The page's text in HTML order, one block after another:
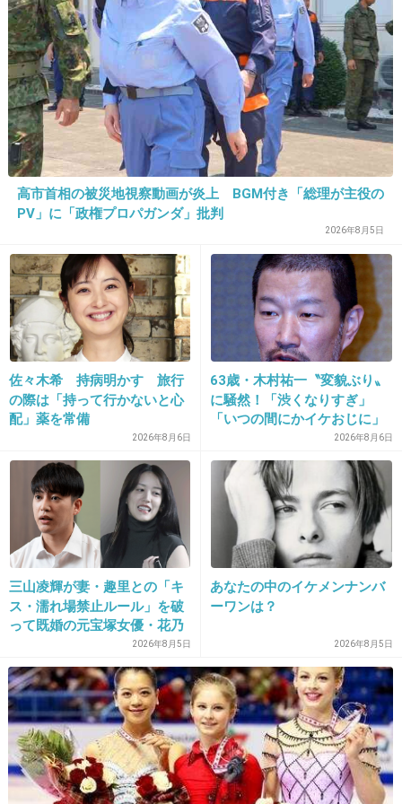
27. 匿名 2013/12/03(火) 19:30:25
この子 売れないね
同じようなタレントもう何人もいるもん。飽き
た。
+109 -3
28. 匿名 2013/12/03(火) 19:30:36
ブログだっけ？
+41 -5
おネエみたい。
-4
30. 匿名2013/12/03(火) 19:32:28
売名でテレビの露出が増えたとしても、実力や
魅力がないと一瞬で消えるのにね。
馬鹿だね。
31. 匿名 2013/12/03(火) 19:34:18
22
本当だね。なんか実績も才能もないモデルやグ
ラドルくずれが、芸能人や芸人をネタにする商
高市首相の被災地視察動画が炎上 BGM付き「総理が主役の
PV」に「政権プロパガンダ」批判
2026年8月5日
佐々木希 持病明かす 旅行
の際は「持って行かないと心
配」薬を常備
2026年8月6日
63歳・木村祐一〝変貌ぶり〟
に騒然！「渋くなりすぎ」
「いつの間にかイケおじに」
2026年8月6日
三山凌輝が妻・趣里との「キ
ス・濡れ場禁止ルール」を破
って既婚の元宝塚女優・花乃
まりあと連日密会《直撃後に
もホテルへ…》
2026年8月5日
あなたの中のイケメンナンバ
ーワンは？
2026年8月5日